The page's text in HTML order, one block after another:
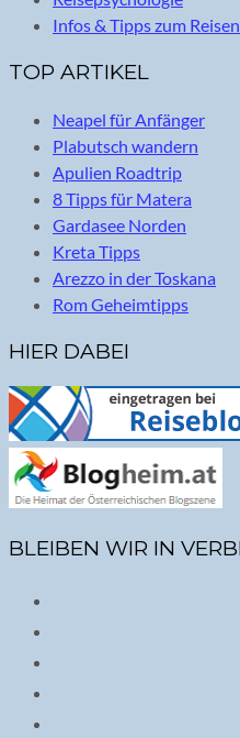
Infos & Tipps zum Reisen
TOP ARTIKEL
Neapel für Anfänger
Plabutsch wandern
Apulien Roadtrip
8 Tipps für Matera
Gardasee Norden
Kreta Tipps
Arezzo in der Toskana
Rom Geheimtipps
HIER DABEI
BLEIBEN WIR IN